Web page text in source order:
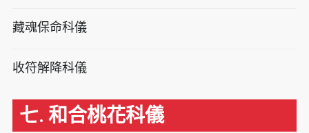
藏魂保命科儀
收符解降科儀
七. 和合桃花科儀